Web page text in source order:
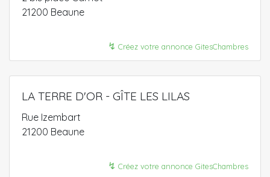
21200 Beaune
↯ Créez votre annonce GitesChambres
LA TERRE D'OR - GÎTE LES LILAS
Rue Izembart
21200 Beaune
↯ Créez votre annonce GitesChambres